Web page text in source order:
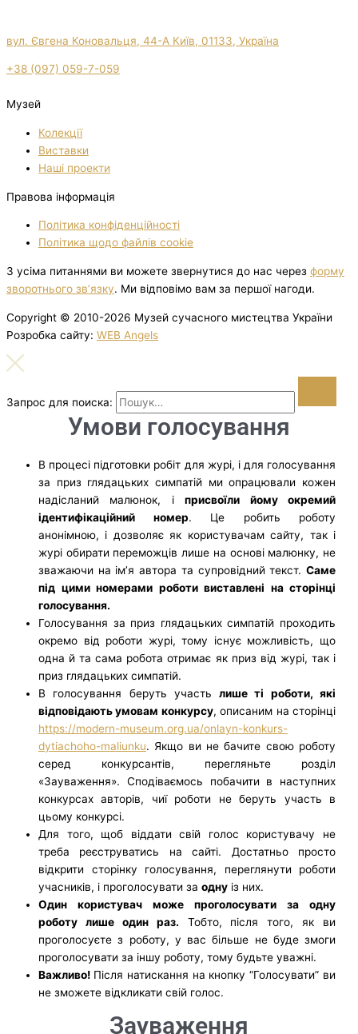
вул. Євгена Коновальця, 44-А Київ, 01133, Україна
+38 (097) 059-7-059
Музей
Колекції
Виставки
Нашi проекти
Правова інформація
Політика конфіденційності
Політика щодо файлів cookie
З усіма питаннями ви можете звернутися до нас через форму
зворотнього зв’язку. Ми відповімо вам за першої нагоди.
Copyright © 2010-2026 Музей сучасного мистецтва України
Розробка сайту: WEB Angels
Запрос для поиска:
Умови голосування
В процесі підготовки робіт для журі, і для голосування
за приз глядацьких симпатій ми опрацювали кожен
надісланий малюнок, іприсвоїли йому окремий
ідентифікаційний номер. Це робить роботу
анонімною, і дозволяє як користувачам сайту, так і
журі обирати переможців лише на основі малюнку, не
зважаючи на ім’я автора та супровідний текст. Саме
під цими номерами роботи виставлені на сторінці
голосування.
Голосування за приз глядацьких симпатій проходить
окремо від роботи журі, тому існує можливість, що
одна й та сама робота отримає як приз від журі, так і
приз глядацьких симпатій.
В голосування беруть участьлише ті роботи, які
відповідають умовам конкурсу, описаним на сторінці
https://modern-museum.org.ua/onlayn-konkurs-
dytiachoho-maliunku. Якщо ви не бачите свою роботу
серед конкурсантів, перегляньте розділ
«Зауваження». Сподіваємось побачити в наступних
конкурсах авторів, чиї роботи не беруть участь в
цьому конкурсі.
Для того, щоб віддати свій голос користувачу не
треба реєструватись на сайті. Достатньо просто
відкрити сторінку голосування, переглянути роботи
учасників, і проголосувати за одну із них.
Один користувач може проголосувати за одну
роботу лише один раз. Тобто, після того, як ви
проголосуєте з роботу, у вас більше не буде змоги
проголосувати за іншу роботу, тому будьте уважні.
Важливо! Після натискання на кнопку “Голосувати” ви
не зможете відкликати свій голос.
Зауваження